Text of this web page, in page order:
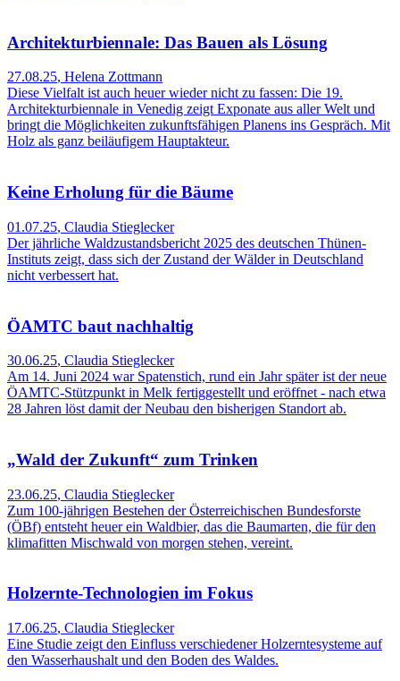
Architekturbiennale: Das Bauen als Lösung
27.08.25, Helena Zottmann
Diese Vielfalt ist auch heuer wieder nicht zu fassen: Die 19.
Architekturbiennale in Venedig zeigt Exponate aus aller Welt und
bringt die Möglichkeiten zukunftsfähigen Planens ins Gespräch. Mit
Holz als ganz beiläufigem Hauptakteur.
Keine Erholung für die Bäume
01.07.25, Claudia Stieglecker
Der jährliche Waldzustandsbericht 2025 des deutschen Thünen-
Instituts zeigt, dass sich der Zustand der Wälder in Deutschland
nicht verbessert hat.
ÖAMTC baut nachhaltig
30.06.25, Claudia Stieglecker
Am 14. Juni 2024 war Spatenstich, rund ein Jahr später ist der neue
ÖAMTC-Stützpunkt in Melk fertiggestellt und eröffnet - nach etwa
28 Jahren löst damit der Neubau den bisherigen Standort ab.
„Wald der Zukunft“ zum Trinken
23.06.25, Claudia Stieglecker
Zum 100-jährigen Bestehen der Österreichischen Bundesforste
(ÖBf) entsteht heuer ein Waldbier, das die Baumarten, die für den
klimafitten Mischwald von morgen stehen, vereint.
Holzernte-Technologien im Fokus
17.06.25, Claudia Stieglecker
Eine Studie zeigt den Einfluss verschiedener Holzerntesysteme auf
den Wasserhaushalt und den Boden des Waldes.